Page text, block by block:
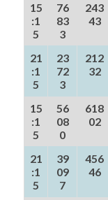
15
:1
5
76
83
3
243
43
21
:1
5
23
72
3
212
32
15
:1
5
56
08
0
618
02
21
:1
5
39
09
7
456
46